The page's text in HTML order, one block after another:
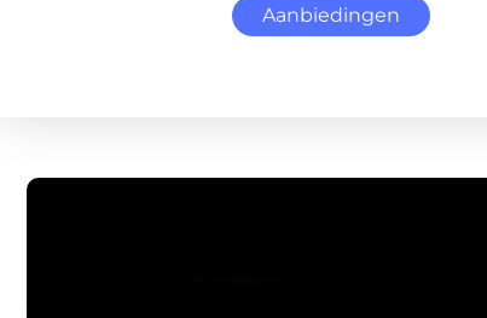
Aanbiedingen